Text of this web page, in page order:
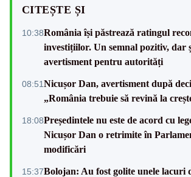
CITEȘTE ȘI
10:38România își păstrează ratingul
investițiilor. Un semnal pozitiv, dar
avertisment pentru autorități
08:51Nicușor Dan, avertisment după
„România trebuie să revină la
18:08Președintele nu este de acord cu
Nicușor Dan o retrimite în
modificări
15:37Bolojan: Au fost golite unele lacuri